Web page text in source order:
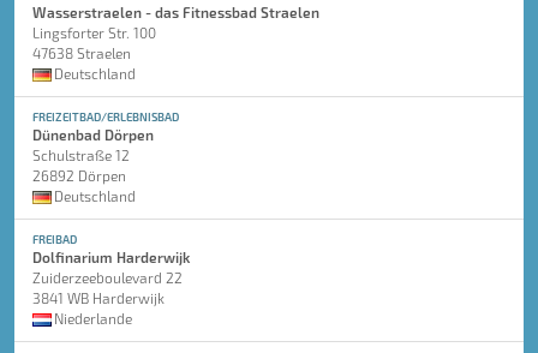
Wasserstraelen - das Fitnessbad Straelen
Lingsforter Str. 100
47638 Straelen
Deutschland
FREIZEITBAD/ERLEBNISBAD
Dünenbad Dörpen
Schulstraße 12
26892 Dörpen
Deutschland
FREIBAD
Dolfinarium Harderwijk
Zuiderzeeboulevard 22
3841 WB Harderwijk
Niederlande